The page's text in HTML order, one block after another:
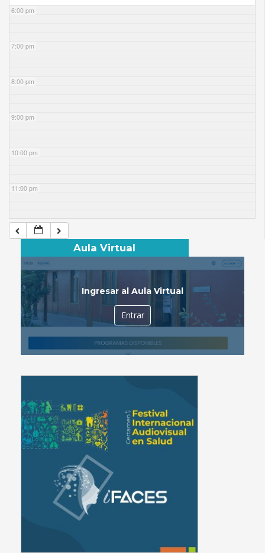
6:00 pm
7:00 pm
8:00 pm
9:00 pm
10:00 pm
11:00 pm
Aula Virtual
Ingresar al Aula Virtual
Entrar